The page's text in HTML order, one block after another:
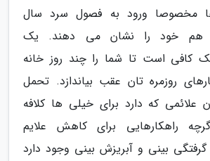
مخصوصا ورود به فصول سرد سال
هم خود را نشان می دهند. یک
کافی است تا شما را چند روز خانه
روزمره تان عقب بیاندازد. تحمل
علائمی که دارد برای خیلی ها کلافه
راهکارهایی برای کاهش علایم
بینی و آبریزش بینی وجود دارد